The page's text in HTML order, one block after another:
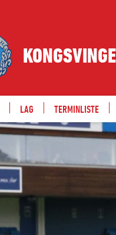
LAG TERMINLISTE